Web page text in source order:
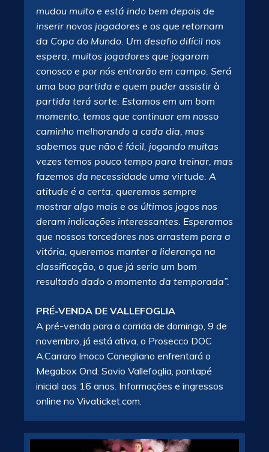
mudou muito e está indo bem depois de
inserir novos jogadores e os que retornam
da Copa do Mundo. Um desafio difícil nos
espera, muitos jogadores que jogaram
conosco e por nós entrarão em campo. Será
uma boa partida e quem puder assistir à
partida terá sorte. Estamos em um bom
momento, temos que continuar em nosso
caminho melhorando a cada dia, mas
sabemos que não é fácil, jogando muitas
vezes temos pouco tempo para treinar, mas
fazemos da necessidade uma virtude. A
atitude é a certa, queremos sempre
mostrar algo mais e os últimos jogos nos
deram indicações interessantes. Esperamos
que nossos torcedores nos arrastem para a
vitória, queremos manter a liderança na
classificação, o que já seria um bom
resultado dado o momento da temporada”.
PRÉ-VENDA DE VALLEFOGLIA
A pré-venda para a corrida de domingo, 9 de
novembro, já está ativa, o Prosecco DOC
A.Carraro Imoco Conegliano enfrentará o
Megabox Ond. Savio Vallefoglia, pontapé
inicial aos 16 anos. Informações e ingressos
online no Vivaticket.com.